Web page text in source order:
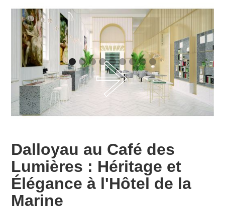
Dalloyau au Café des
Lumières : Héritage et
Élégance à l'Hôtel de la
Marine